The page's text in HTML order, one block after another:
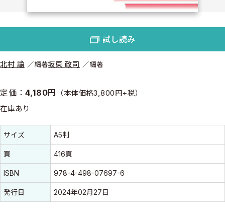
北村 諭 編著坂東 政司 編著
定価：4,180円 （本体価格3,800円+税）
在庫あり
書誌情報
書誌情報
サイズ A5判
頁 416頁
ISBN 978-4-498-07697-6
発行日 2024年02月27日
試し読み